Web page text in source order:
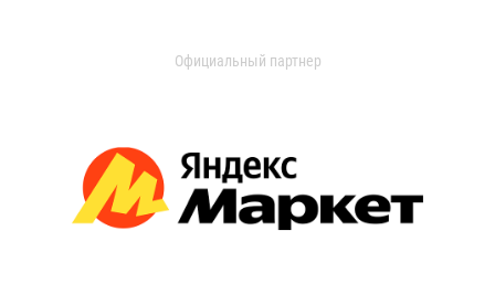
Официальный партнер